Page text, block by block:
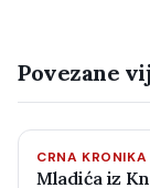
Povezane
CRNA KRONIKA
Mladića iz